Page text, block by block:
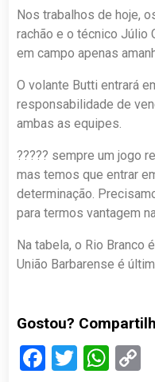
Nos trabalhos de hoje,
rachão e o técnico Júlio
em campo apenas
O volante Butti entrará
responsabilidade de
ambas as equipes.
????? sempre um jogo
mas temos que entrar
determinação.
para termos vantagem
Na tabela, o Rio Branco
União Barbarense é
Gostou?
Facebook
Twitter